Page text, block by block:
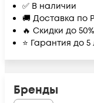
✅ В наличии
🚚 Доставка по
🔥 Скидки до 50%
⭐ Гарантия до 5
Бренды